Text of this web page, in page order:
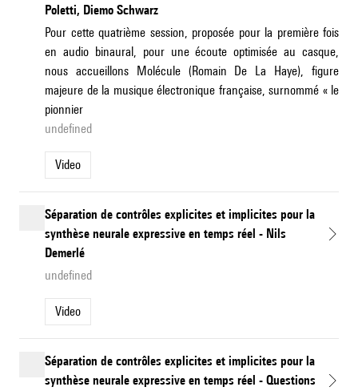
Poletti, Diemo Schwarz
Pour cette quatrième session, proposée pour la première fois
en audio binaural, pour une écoute optimisée au casque,
nous accueillons Molécule (Romain De La Haye), figure
majeure de la musique électronique française, surnommé « le
pionnier
undefined
Video
Séparation de contrôles explicites et implicites pour la
synthèse neurale expressive en temps réel - Nils
Demerlé
undefined
Video
Séparation de contrôles explicites et implicites pour la
synthèse neurale expressive en temps réel - Questions